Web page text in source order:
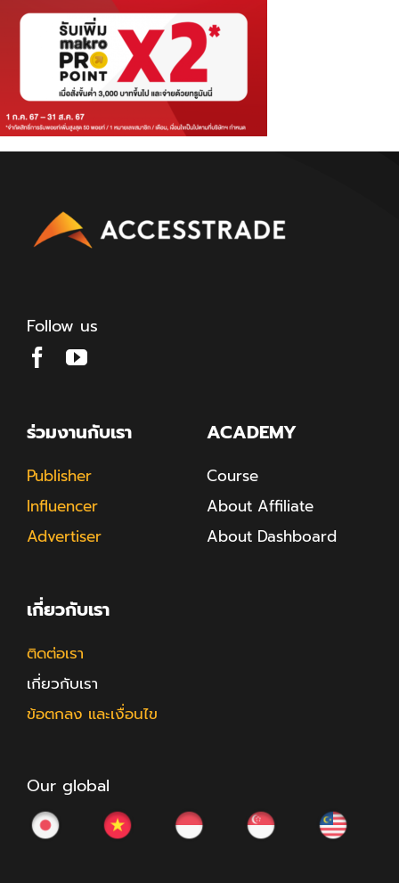
Follow us
ร่วมงานกับเรา
Publisher
Influencer
Advertiser
ACADEMY
Course
About Affiliate
About Dashboard
เกี่ยวกับเรา
ติดต่อเรา
เกี่ยวกับเรา
ข้อตกลง และเงื่อนไข
Our global